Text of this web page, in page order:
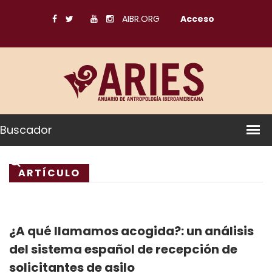
AIBR.ORG Acceso
Buscador
ARTÍCULO
¿A qué llamamos acogida?: un análisis
del sistema español de recepción de
solicitantes de asilo